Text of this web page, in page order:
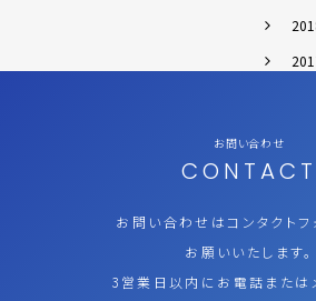
お問い合わせ
CONTACT
お問い合わせはコンタクトフ
お願いいたします。
3営業日以内にお電話または